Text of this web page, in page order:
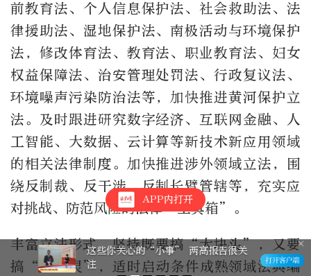
前教育法、个人信息保护法、社会救助法、法
律援助法、湿地保护法、南极活动与环境保护
法，修改体育法、教育法、职业教育法、妇女
权益保障法、治安管理处罚法、行政复议法、
环境噪声污染防治法等，加快推进黄河保护立
法。及时跟进研究数字经济、互联网金融、人
工智能、大数据、云计算等新技术新应用领域
的相关法律制度。加快推进涉外领域立法，围
绕反制裁、反干涉、反制长臂管辖等，充实应
对挑战、防范风险的法律“工具箱”。
丰富立法形式，坚持既要搞“大块头”，又要
搞“小快灵”，适时启动条件成熟领域法典编
APP内打开
这些你关心的“小事” 两高报告很关
注